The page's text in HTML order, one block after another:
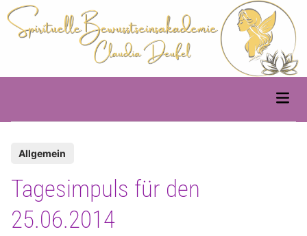
Skip
to
content
Main
t
e
Allgemein
Tagesimpuls für den
25.06.2014